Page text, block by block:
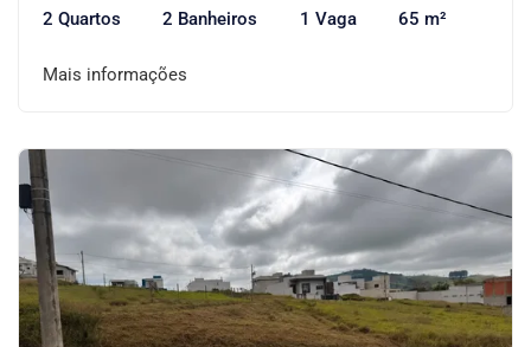
2 Quartos 2 Banheiros 1 Vaga 65 m²
Mais informações